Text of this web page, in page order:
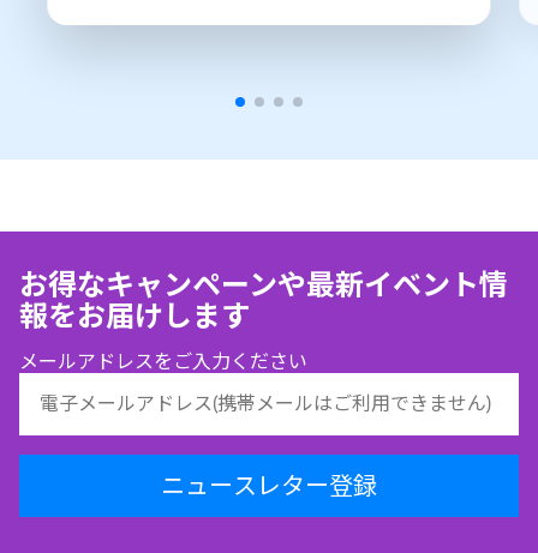
お得なキャンペーンや最新イベント情
報をお届けします
メールアドレスをご入力ください
ニュースレター登録